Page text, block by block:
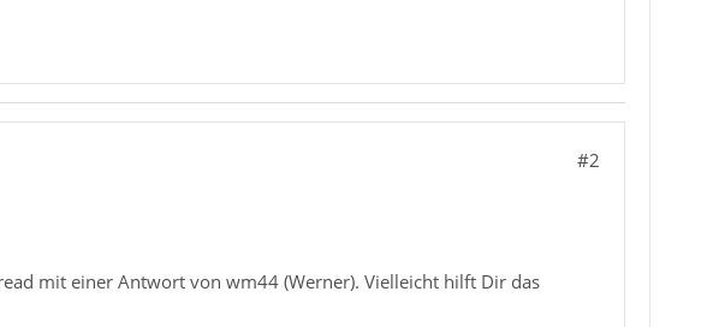
#2
mit einer Antwort von wm44 (Werner). Vielleicht hilft Dir das